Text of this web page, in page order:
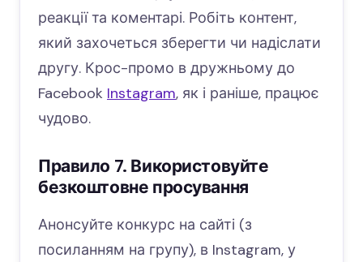
реакції та коментарі. Робіть контент,
який захочеться зберегти чи надіслати
другу. Крос-промо в дружньому до
Facebook Instagram, як і раніше, працює
чудово.
Правило 7. Використовуйте
безкоштовне просування
Анонсуйте конкурс на сайті (з
посиланням на групу), в Instagram, у